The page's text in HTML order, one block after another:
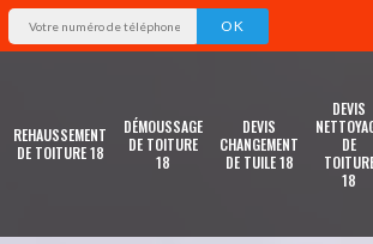
REHAUSSEMENT
DE TOITURE 18
DÉMOUSSAGE
DE TOITURE
18
DEVIS
CHANGEMENT
DE TUILE 18
DEVIS
DE
18